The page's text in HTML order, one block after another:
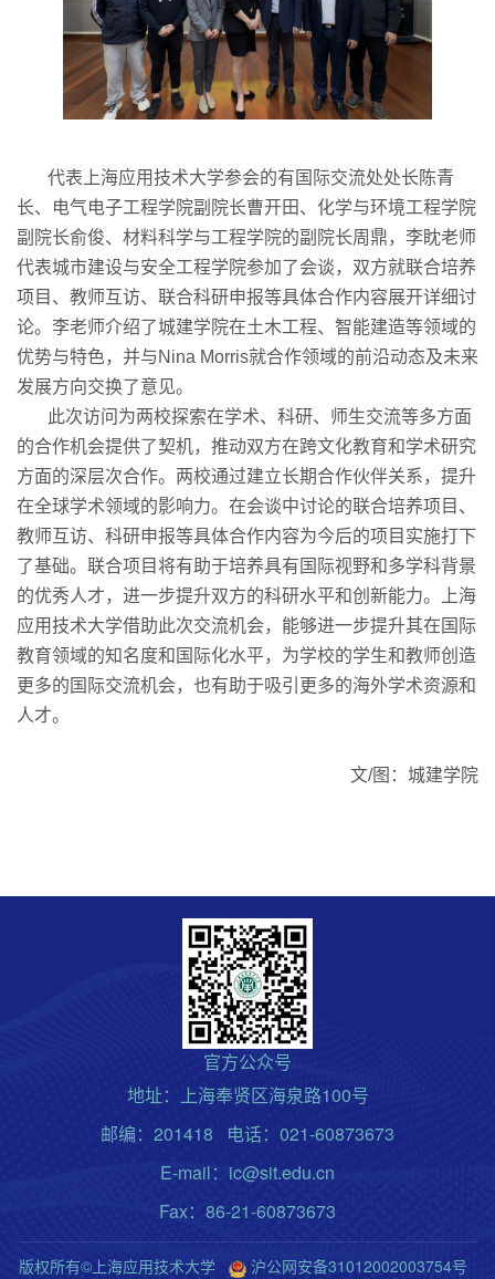
代表上海应用技术大学参会的有国际交流处处长陈青
长、电气电子工程学院副院长曹开田、化学与环境工程学院
副院长俞俊、材料科学与工程学院的副院长周鼎，李眈老师
代表城市建设与安全工程学院参加了会谈，双方就联合培养
项目、教师互访、联合科研申报等具体合作内容展开详细讨
论。李老师介绍了城建学院在土木工程、智能建造等领域的
优势与特色，并与Nina Morris就合作领域的前沿动态及未来
发展方向交换了意见。
此次访问为两校探索在学术、科研、师生交流等多方面
的合作机会提供了契机，推动双方在跨文化教育和学术研究
方面的深层次合作。两校通过建立长期合作伙伴关系，提升
在全球学术领域的影响力。在会谈中讨论的联合培养项目、
教师互访、科研申报等具体合作内容为今后的项目实施打下
了基础。联合项目将有助于培养具有国际视野和多学科背景
的优秀人才，进一步提升双方的科研水平和创新能力。上海
应用技术大学借助此次交流机会，能够进一步提升其在国际
教育领域的知名度和国际化水平，为学校的学生和教师创造
更多的国际交流机会，也有助于吸引更多的海外学术资源和
人才。
文/图：城建学院
官方公众号
地址：上海奉贤区海泉路100号
邮编：201418 电话：021-60873673
E-mail：ic@sit.edu.cn
Fax：86-21-60873673
版权所有©上海应用技术大学 沪公网安备31012002003754号